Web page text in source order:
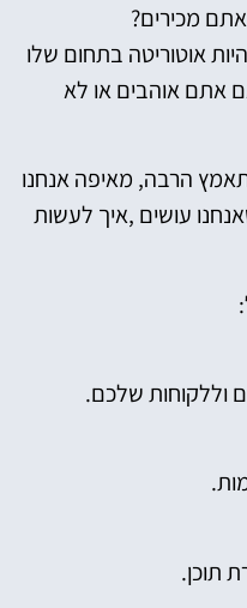
מכירים?
אוטוריטה בתחום שלו
אתם אוהבים או לא
הרבה, מאיפה אנחנו
עושים ,איך לעשות
וללקוחות שלכם.
תוכן.